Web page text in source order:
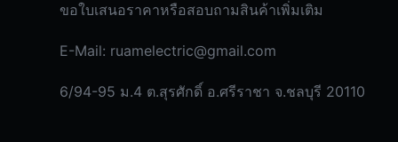
ขอใบเสนอราคาหรือสอบถามสินค้าเพิ่มเติม
E-Mail: ruamelectric@gmail.com
6/94-95 ม.4 ต.สุรศักดิ์ อ.ศรีราชา จ.ชลบุรี 20110